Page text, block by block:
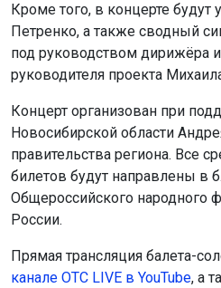
Кроме того, в концерте будут
Петренко, а также сводный
под руководством дирижёра
руководителя проекта
Концерт организован при
Новосибирской области
правительства региона. Все
билетов будут направлены в
Общероссийского народного
России.
Прямая трансляция балета-
канале ОТС LIVE в YouTube, а